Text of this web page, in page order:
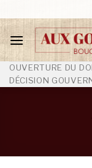
to
content
OUVERTURE DU
DÉCISION